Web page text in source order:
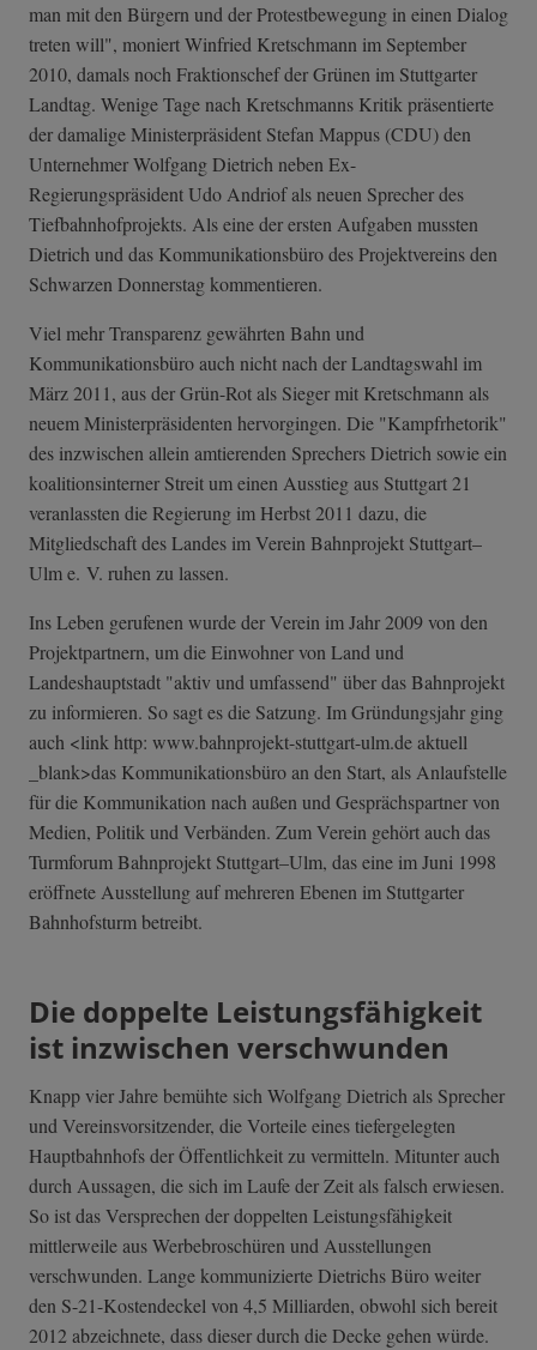
man mit den Bürgern und der Protestbewegung in einen Dialog
treten will", moniert Winfried Kretschmann im September
2010, damals noch Fraktionschef der Grünen im Stuttgarter
Landtag. Wenige Tage nach Kretschmanns Kritik präsentierte
der damalige Ministerpräsident Stefan Mappus (CDU) den
Unternehmer Wolfgang Dietrich neben Ex-
Regierungspräsident Udo Andriof als neuen Sprecher des
Tiefbahnhofprojekts. Als eine der ersten Aufgaben mussten
Dietrich und das Kommunikationsbüro des Projektvereins den
Schwarzen Donnerstag kommentieren.
Viel mehr Transparenz gewährten Bahn und
Kommunikationsbüro auch nicht nach der Landtagswahl im
März 2011, aus der Grün-Rot als Sieger mit Kretschmann als
neuem Ministerpräsidenten hervorgingen. Die "Kampfrhetorik"
des inzwischen allein amtierenden Sprechers Dietrich sowie ein
koalitionsinterner Streit um einen Ausstieg aus Stuttgart 21
veranlassten die Regierung im Herbst 2011 dazu, die
Mitgliedschaft des Landes im Verein Bahnprojekt Stuttgart–
Ulm e. V. ruhen zu lassen.
Ins Leben gerufenen wurde der Verein im Jahr 2009 von den
Projektpartnern, um die Einwohner von Land und
Landeshauptstadt "aktiv und umfassend" über das Bahnprojekt
zu informieren. So sagt es die Satzung. Im Gründungsjahr ging
auch <link http: www.bahnprojekt­-stuttgart-ulm.­de aktuell
_blank>das Kommunikationsbüro an den Start, als Anlaufstelle
für die Kommunikation nach außen und Gesprächspartner von
Medien, Politik und Verbänden. Zum Verein gehört auch das
Turmforum Bahnprojekt Stuttgart–Ulm, das eine im Juni 1998
eröffnete Ausstellung auf mehreren Ebenen im Stuttgarter
Bahnhofsturm betreibt.
Die doppelte Leistungsfähigkeit
ist inzwischen verschwunden
Knapp vier Jahre bemühte sich Wolfgang Dietrich als Sprecher
und Vereinsvorsitzender, die Vorteile eines tiefergelegten
Hauptbahnhofs der Öffentlichkeit zu vermitteln. Mitunter auch
durch Aussagen, die sich im Laufe der Zeit als falsch erwiesen.
So ist das Versprechen der doppelten Leistungsfähigkeit
mittlerweile aus Werbebroschüren und Ausstellungen
verschwunden. Lange kommunizierte Dietrichs Büro weiter
den S-21-Kostendeckel von 4,5 Milliarden, obwohl sich bereit
2012 abzeichnete, dass dieser durch die Decke gehen würde.